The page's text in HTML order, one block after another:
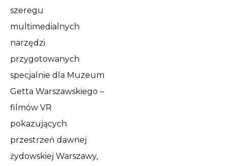
szeregu
multimedialnych
narzędzi
przygotowanych
specjalnie dla Muzeum
Getta Warszawskiego –
filmów VR
pokazujących
przestrzeń dawnej
żydowskiej Warszawy,